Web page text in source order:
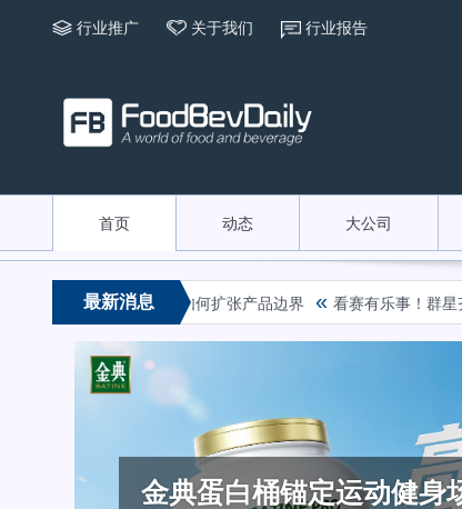
行业推广 关于我们 行业报告
首页 动态 大公司
最新消息
乐，康师傅冰红茶如何扩张产品边界 « 看赛有乐事！群星齐聚
金典蛋白桶锚定运动健身
加码布局B端原料奶赛道
推动护嗓“养声”日常化，
破圈传播新范式！燕京啤
频频打造爆款，畅轻领跑